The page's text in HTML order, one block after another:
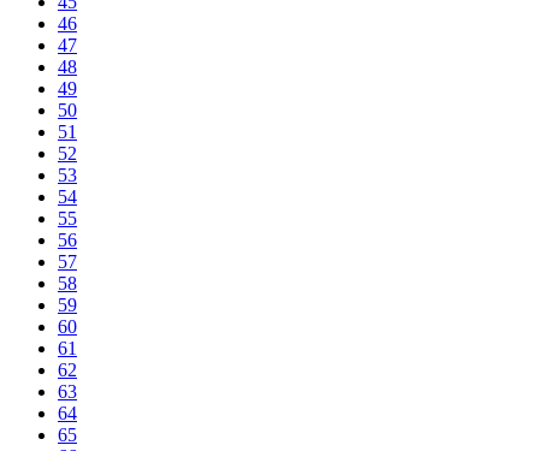
46
47
48
49
50
51
52
53
54
55
56
57
58
59
60
61
62
63
64
65